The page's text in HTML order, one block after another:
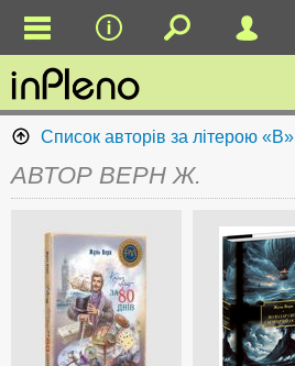
Список авторів за літерою «В»
АВТОР ВЕРН Ж.